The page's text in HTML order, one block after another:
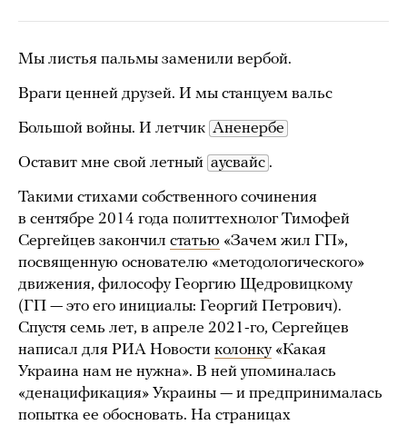
Мы листья пальмы заменили вербой.
Враги ценней друзей. И мы станцуем вальс
Большой войны. И летчик Аненербе
Оставит мне свой летный аусвайс .
Такими стихами собственного сочинения
в сентябре 2014 года политтехнолог Тимофей
Сергейцев закончил статью «Зачем жил ГП»,
посвященную основателю «методологического»
движения, философу Георгию Щедровицкому
(ГП — это его инициалы: Георгий Петрович).
Спустя семь лет, в апреле 2021-го, Сергейцев
написал для РИА Новости колонку«Какая
Украина нам не нужна». В ней упоминалась
«денацификация» Украины — и предпринималась
попытка ее обосновать. На страницах